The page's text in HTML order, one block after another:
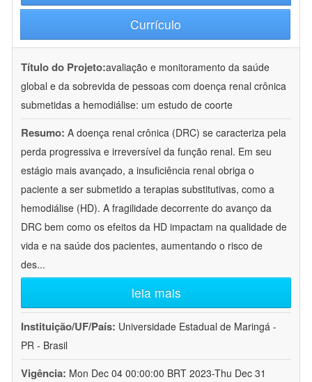
Currículo
Título do Projeto:avaliação e monitoramento da saúde
global e da sobrevida de pessoas com doença renal crônica
submetidas a hemodiálise: um estudo de coorte
Resumo: A doença renal crônica (DRC) se caracteriza pela
perda progressiva e irreversível da função renal. Em seu
estágio mais avançado, a insuficiência renal obriga o
paciente a ser submetido a terapias substitutivas, como a
hemodiálise (HD). A fragilidade decorrente do avanço da
DRC bem como os efeitos da HD impactam na qualidade de
vida e na saúde dos pacientes, aumentando o risco de
des...
leia mais
Instituição/UF/País: Universidade Estadual de Maringá -
PR - Brasil
Vigência: Mon Dec 04 00:00:00 BRT 2023-Thu Dec 31